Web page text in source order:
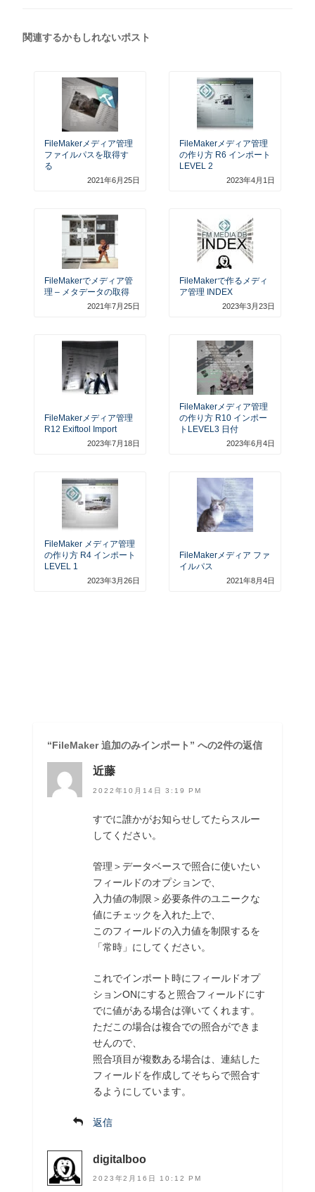
関連するかもしれないポスト
FileMakerメディア管理
ファイルパスを取得す
る
2021年6月25日
FileMakerメディア管理
の作り方 R6 インポート
LEVEL 2
2023年4月1日
FileMakerでメディア管
理 – メタデータの取得
2021年7月25日
FileMakerで作るメディ
ア管理 INDEX
2023年3月23日
FileMakerメディア管理
R12 Exiftool Import
2023年7月18日
FileMakerメディア管理
の作り方 R10 インポー
トLEVEL3 日付
2023年6月4日
FileMaker メディア管理
の作り方 R4 インポート
LEVEL 1
2023年3月26日
FileMakerメディア ファ
イルパス
2021年8月4日
“FileMaker 追加のみインポート” への2件の返信
近藤
2022年10月14日 3:19 PM
すでに誰かがお知らせしてたらスルー
してください。
管理＞データベースで照合に使いたい
フィールドのオプションで、
入力値の制限＞必要条件のユニークな
値にチェックを入れた上で、
このフィールドの入力値を制限するを
「常時」にしてください。
これでインポート時にフィールドオプ
ションONにすると照合フィールドにす
でに値がある場合は弾いてくれます。
ただこの場合は複合での照合ができま
せんので、
照合項目が複数ある場合は、連結した
フィールドを作成してそちらで照合す
るようにしています。
返信
digitalboo
2023年2月16日 10:12 PM